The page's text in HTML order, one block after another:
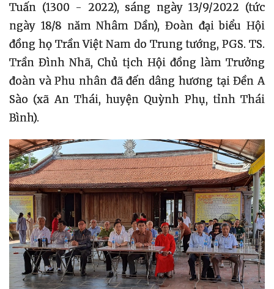
Tuấn (1300 - 2022), sáng ngày 13/9/2022 (tức
ngày 18/8 năm Nhâm Dần), Đoàn đại biểu Hội
đồng họ Trần Việt Nam do Trung tướng, PGS. TS.
Trần Đình Nhã, Chủ tịch Hội đồng làm Trưởng
đoàn và Phu nhân đã đến dâng hương tại Đền A
Sào (xã An Thái, huyện Quỳnh Phụ, tỉnh Thái
Bình).